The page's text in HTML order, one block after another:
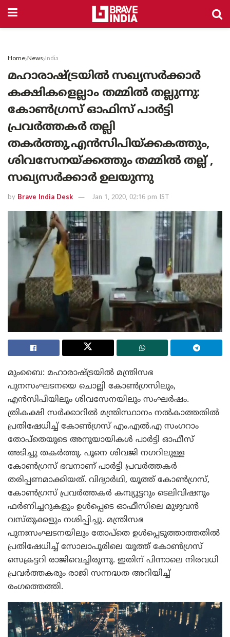
Home News India
മഹാരാഷ്ട്രയില്‍ സഖ്യസര്‍ക്കാര്‍
കക്ഷികളെല്ലാം തമ്മില്‍ തല്ലുന്നു:
കോണ്‍ഗ്രസ് ഓഫിസ് പാര്‍ട്ടി
പ്രവര്‍ത്തകര്‍ തല്ലി
തകര്‍ത്തു,എന്‍സിപിയ്ക്കകത്തും,
ശിവസേനയ്ക്കത്തും തമ്മില്‍ തല്ല് ,
സഖ്യസര്‍ക്കാര്‍ ഉലയുന്നു
by Brave India Desk Jan 1, 2020, 02:16 pm IST
മുംബൈ: മഹാരാഷ്ട്രയില്‍ മന്ത്രിസഭ
പുനസംഘടനയെ ചൊല്ലി കോണ്‍ഗ്രസിലും,
എന്‍സിപിയിലും ശിവസേനയിലും സംഘര്‍ഷം.
ത്രികക്ഷി സര്‍ക്കാറില്‍ മന്ത്രിസ്ഥാനം നല്‍കാത്തതില്‍
പ്രതിഷേധിച്ച് കോണ്‍ഗ്രസ് എം.എല്‍.എ സംഗറാം
തോപ്‌തെയുടെ അനുയായികള്‍ പാര്‍ട്ടി ഓഫീസ്
അടിച്ചു തകര്‍ത്തു. പൂനെ ശിവജി നഗറിലുള്ള
കോണ്‍ഗ്രസ് ഭവനാണ് പാര്‍ട്ടി പ്രവര്‍ത്തകര്‍
തരിപ്പണമാക്കിയത്. വിദ്യാര്‍ഥി, യൂത്ത് കോണ്‍ഗ്രസ്,
കോണ്‍ഗ്രസ് പ്രവര്‍ത്തകര്‍ കമ്പ്യൂട്ടറും ടെലിവിഷനും
ഫര്‍ണിച്ചറുകളും ഉള്‍പ്പെടെ ഓഫീസിലെ മുഴുവന്‍
വസ്തുക്കളും നശിപ്പിച്ചു. മന്ത്രിസഭ
പുനഃസംഘടനയിലും തോപ്‌തെ ഉള്‍പ്പെടുത്താത്തതില്‍
പ്രതിഷേധിച്ച് സോലാപൂരിലെ യൂത്ത് കോണ്‍ഗ്രസ്
സെക്രട്ടറി രാജിവെച്ചിരുന്നു. ഇതിന് പിന്നാലെ നിരവധി
പ്രവര്‍ത്തകരും രാജി സന്നദ്ധത അറിയിച്ച്
രംഗത്തെത്തി.